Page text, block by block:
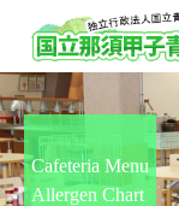
Cafeteria Menu
Allergen Chart